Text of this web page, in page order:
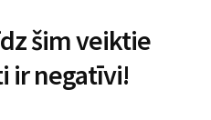
šim veiktie
ir negatīvi!